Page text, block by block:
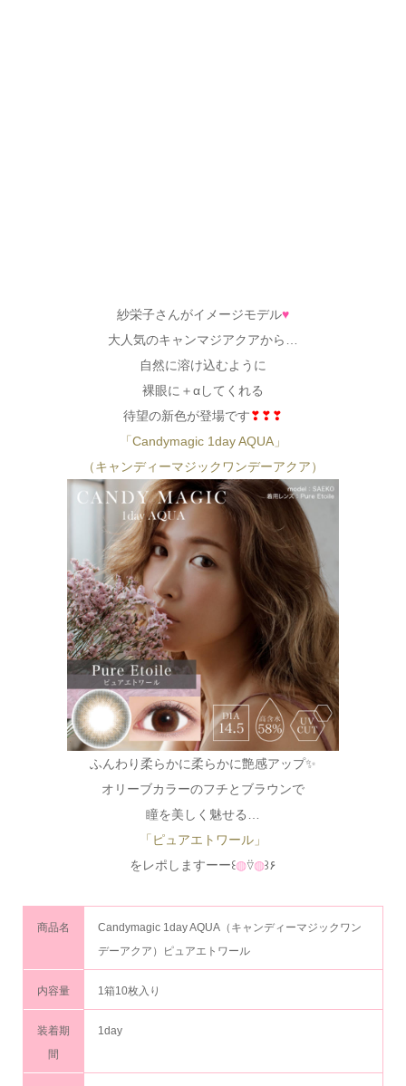
紗栄子さんがイメージモデル♥
大人気のキャンマジアクアから…
自然に溶け込むように
裸眼に＋αしてくれる
待望の新色が登場です❣❣❣
「Candymagic 1day AQUA」
（キャンディーマジックワンデーアクア）
ふんわり柔らかに柔らかに艶感アップ✨
オリーブカラーのフチとブラウンで
瞳を美しく魅せる…
「ピュアエトワール」
をレポしますーー꒰◍⍢◍꒱۶
商品名
Candymagic 1day AQUA（キャンディーマジックワン
デーアクア）ピュアエトワール
内容量 1箱10枚入り
装着期
間
1day